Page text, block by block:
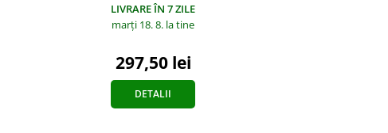
LIVRARE ÎN 7 ZILE
marți 18. 8. la tine
297,50 lei
DETALII